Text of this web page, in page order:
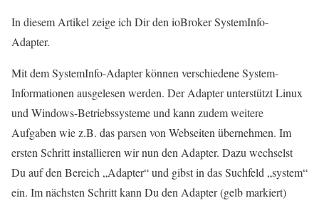
In diesem Artikel zeige ich Dir den ioBroker SystemInfo-
Adapter.
Mit dem SystemInfo-Adapter können verschiedene System-
Informationen ausgelesen werden. Der Adapter unterstützt Linux
und Windows-Betriebssysteme und kann zudem weitere
Aufgaben wie z.B. das parsen von Webseiten übernehmen. Im
ersten Schritt installieren wir nun den Adapter. Dazu wechselst
Du auf den Bereich „Adapter“ und gibst in das Suchfeld „system“
ein. Im nächsten Schritt kann Du den Adapter (gelb markiert)